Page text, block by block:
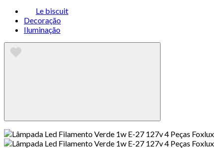
Le biscuit
Decoração
Iluminação